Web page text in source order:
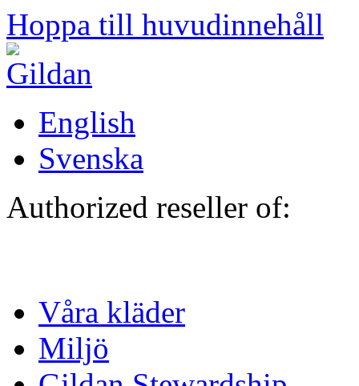
Hoppa till huvudinnehåll
English
Svenska
Authorized reseller of:
Våra kläder
Miljö